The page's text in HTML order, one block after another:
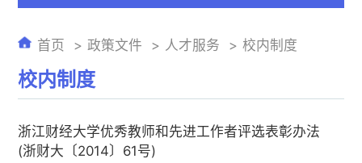
校内制度
首页 政策文件 人才服务 校内制度
浙江财经大学优秀教师和先进工作者评选表彰办法
(浙财大〔2014〕61号)